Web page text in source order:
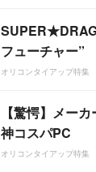
フューチャー”
オリコンタイアップ特集
【驚愕】メー
神コスパPC
オリコンタイアップ特集